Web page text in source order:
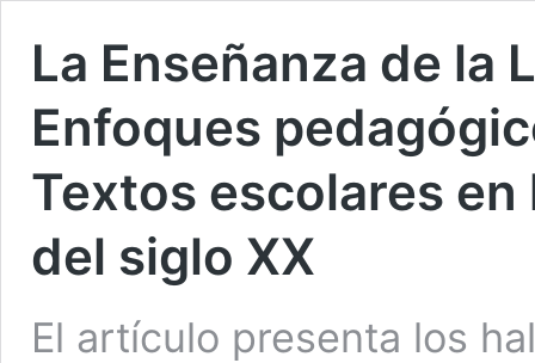
La Enseñanza de la
Enfoques
Textos escolares
del siglo XX
El artículo presenta los